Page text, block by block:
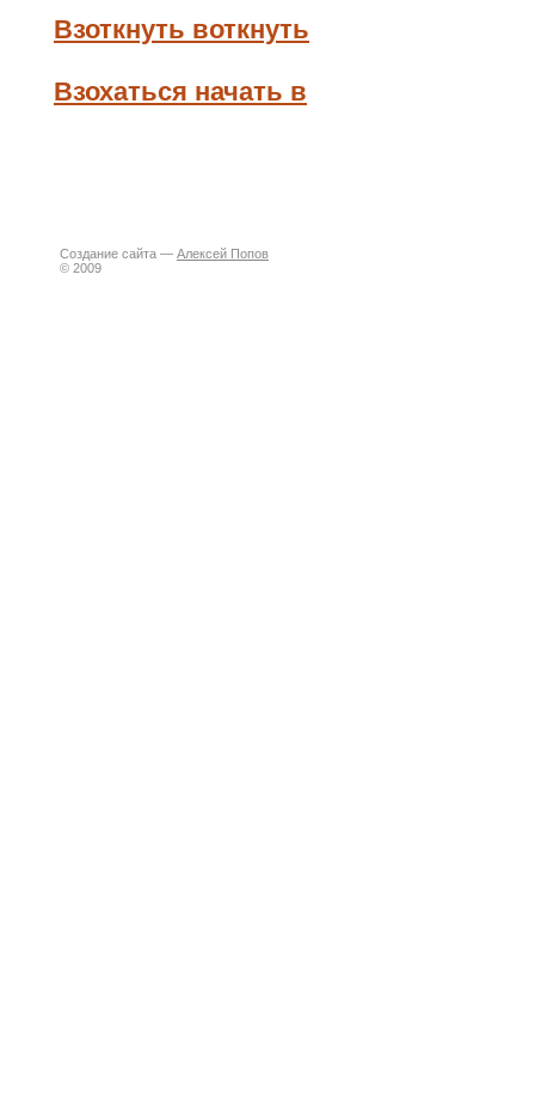
Взоткнуть воткнуть
Взохаться начать в
Создание сайта — Алексей Попов
© 2009